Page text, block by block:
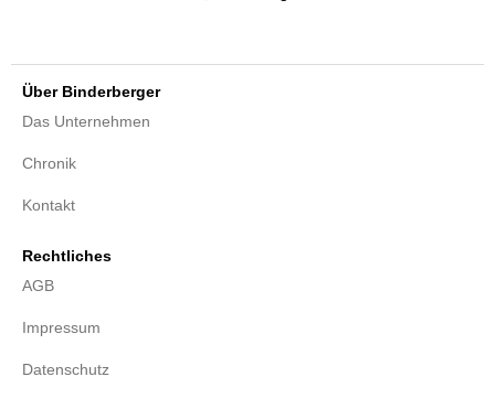
Über Binderberger
Das Unternehmen
Chronik
Kontakt
Rechtliches
AGB
Impressum
Datenschutz